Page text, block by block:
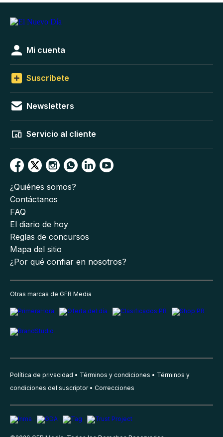
Mi cuenta
Suscríbete
Newsletters
Servicio al cliente
¿Quiénes somos?
Contáctanos
FAQ
El diario de hoy
Reglas de concursos
Mapa del sitio
¿Por qué confiar en nosotros?
Otras marcas de GFR Media
Política de privacidad Términos y condiciones
Términos y
condiciones del suscriptor
Correcciones